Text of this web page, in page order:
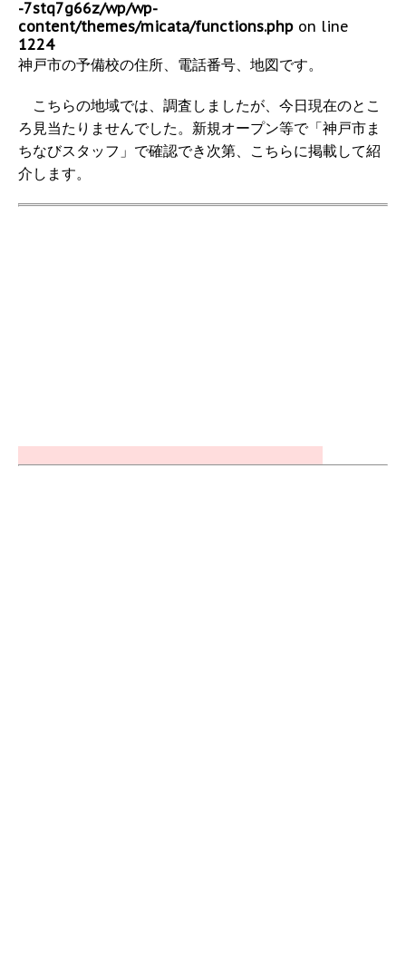
-7stq7g66z/wp/wp-
content/themes/micata/functions.php on line
1224
神戸市の予備校の住所、電話番号、地図です。
こちらの地域では、調査しましたが、今日現在のとこ
ろ見当たりませんでした。新規オープン等で「神戸市ま
ちなびスタッフ」で確認でき次第、こちらに掲載して紹
介します。